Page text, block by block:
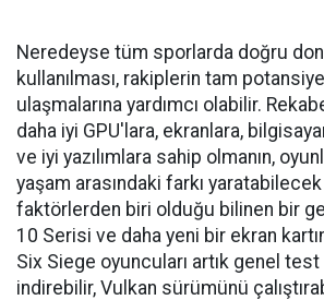
Neredeyse tüm sporlarda doğru
kullanılması, rakiplerin tam
ulaşmalarına yardımcı olabilir.
daha iyi GPU'lara, ekranlara,
ve iyi yazılımlara sahip olmanın,
yaşam arasındaki farkı
faktörlerden biri olduğu bilinen bir
10 Serisi ve daha yeni bir ekran
Six Siege oyuncuları artık genel
indirebilir, Vulkan sürümünü